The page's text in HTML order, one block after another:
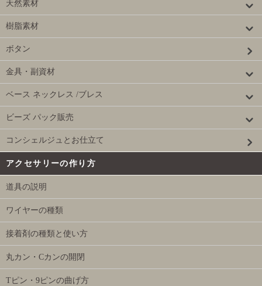
天然素材
樹脂素材
ボタン
金具・副資材
ベース ネックレス /ブレス
ビーズ パック販売
コンシェルジュとお仕立て
アクセサリーの作り方
道具の説明
ワイヤーの種類
接着剤の種類と使い方
丸カン・Cカンの開閉
Tピン・9ピンの曲げ方